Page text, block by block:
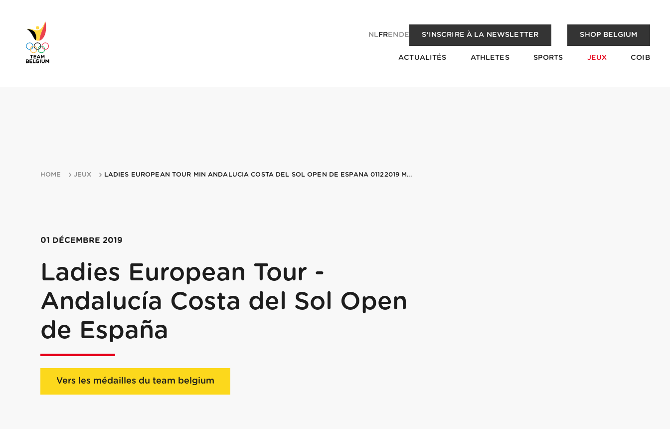
NLFREN DE S'INSCRIRE À LA NEWSLETTER SHOP BELGIUM
ACTUALITÉS ATHLETES SPORTS JEUX COIB
HOME JEUX LADIES EUROPEAN TOUR MIN ANDALUCIA COSTA DEL SOL OPEN DE ESPANA 01122019 M...
01 DÉCEMBRE 2019
Ladies European Tour -
Andalucía Costa del Sol Open
de España
Vers les médailles du team belgium